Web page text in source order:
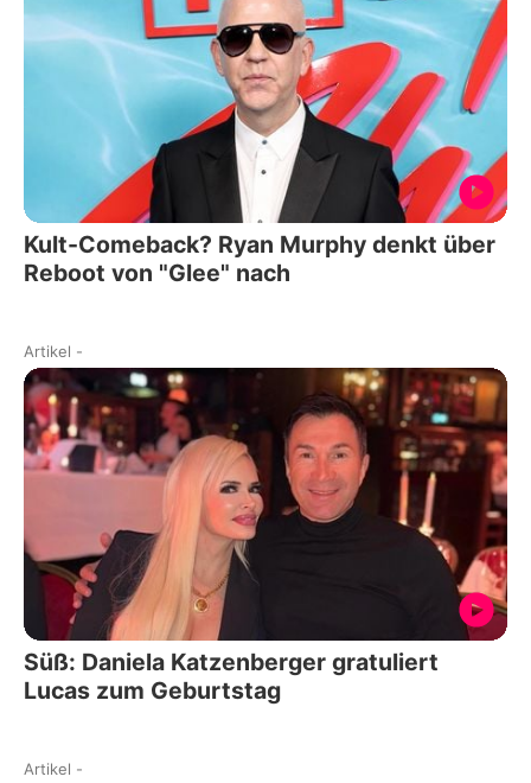
Kult-Comeback? Ryan Murphy denkt über
Reboot von "Glee" nach
Artikel -
Süß: Daniela Katzenberger gratuliert
Lucas zum Geburtstag
Artikel -